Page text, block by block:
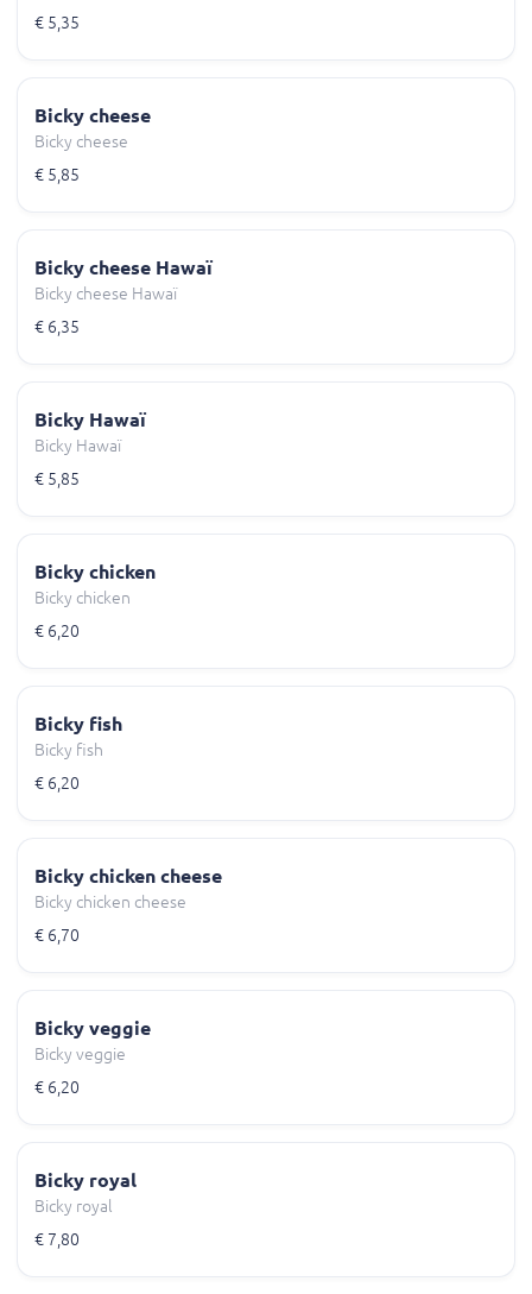
€ 5,35
Bicky cheese
Bicky cheese
€ 5,85
Bicky cheese Hawaï
Bicky cheese Hawaï
€ 6,35
Bicky Hawaï
Bicky Hawaï
€ 5,85
Bicky chicken
Bicky chicken
€ 6,20
Bicky fish
Bicky fish
€ 6,20
Bicky chicken cheese
Bicky chicken cheese
€ 6,70
Bicky veggie
Bicky veggie
€ 6,20
Bicky royal
Bicky royal
€ 7,80